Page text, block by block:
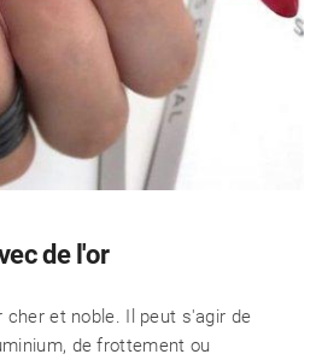
de l'or
cher et noble. Il peut s'agir de
de frottement ou